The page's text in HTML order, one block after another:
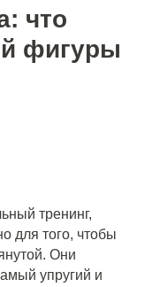
что
фигуры
тренинг,
для того, чтобы
Они
упругий и